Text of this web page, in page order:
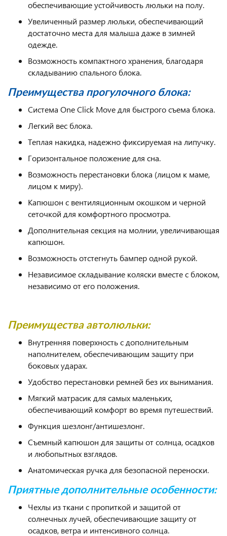
обеспечивающие устойчивость люльки на полу.
Увеличенный размер люльки, обеспечивающий
достаточно места для малыша даже в зимней
одежде.
Возможность компактного хранения, благодаря
складыванию спального блока.
Преимущества прогулочного блока:
Система One Click Move для быстрого съема блока.
Легкий вес блока.
Теплая накидка, надежно фиксируемая на липучку.
Горизонтальное положение для сна.
Возможность перестановки блока (лицом к маме,
лицом к миру).
Капюшон с вентиляционным окошком и черной
сеточкой для комфортного просмотра.
Дополнительная секция на молнии, увеличивающая
капюшон.
Возможность отстегнуть бампер одной рукой.
Независимое складывание коляски вместе с блоком,
независимо от его положения.
Преимущества автолюльки:
Внутренняя поверхность с дополнительным
наполнителем, обеспечивающим защиту при
боковых ударах.
Удобство перестановки ремней без их вынимания.
Мягкий матрасик для самых маленьких,
обеспечивающий комфорт во время путешествий.
Функция шезлонг/антишезлонг.
Съемный капюшон для защиты от солнца, осадков
и любопытных взглядов.
Анатомическая ручка для безопасной переноски.
Приятные дополнительные особенности:
Чехлы из ткани с пропиткой и защитой от
солнечных лучей, обеспечивающие защиту от
осадков, ветра и интенсивного солнца.